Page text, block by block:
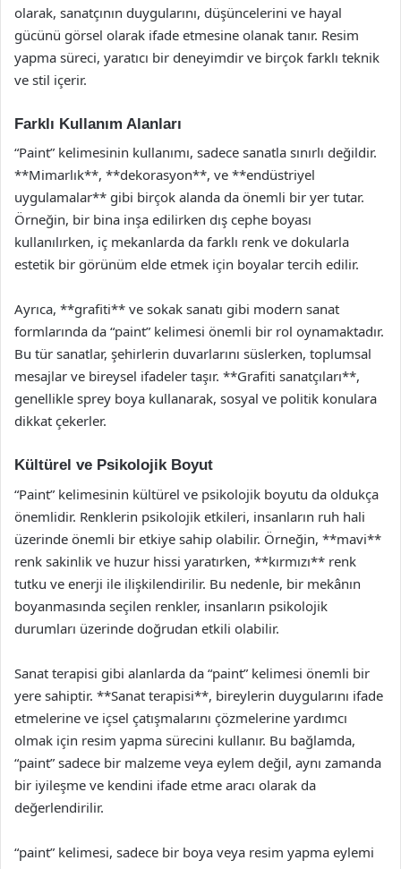
olarak, sanatçının duygularını, düşüncelerini ve hayal
gücünü görsel olarak ifade etmesine olanak tanır. Resim
yapma süreci, yaratıcı bir deneyimdir ve birçok farklı teknik
ve stil içerir.
Farklı Kullanım Alanları
“Paint” kelimesinin kullanımı, sadece sanatla sınırlı değildir.
**Mimarlık**, **dekorasyon**, ve **endüstriyel
uygulamalar** gibi birçok alanda da önemli bir yer tutar.
Örneğin, bir bina inşa edilirken dış cephe boyası
kullanılırken, iç mekanlarda da farklı renk ve dokularla
estetik bir görünüm elde etmek için boyalar tercih edilir.
Ayrıca, **grafiti** ve sokak sanatı gibi modern sanat
formlarında da “paint” kelimesi önemli bir rol oynamaktadır.
Bu tür sanatlar, şehirlerin duvarlarını süslerken, toplumsal
mesajlar ve bireysel ifadeler taşır. **Grafiti sanatçıları**,
genellikle sprey boya kullanarak, sosyal ve politik konulara
dikkat çekerler.
Kültürel ve Psikolojik Boyut
“Paint” kelimesinin kültürel ve psikolojik boyutu da oldukça
önemlidir. Renklerin psikolojik etkileri, insanların ruh hali
üzerinde önemli bir etkiye sahip olabilir. Örneğin, **mavi**
renk sakinlik ve huzur hissi yaratırken, **kırmızı** renk
tutku ve enerji ile ilişkilendirilir. Bu nedenle, bir mekânın
boyanmasında seçilen renkler, insanların psikolojik
durumları üzerinde doğrudan etkili olabilir.
Sanat terapisi gibi alanlarda da “paint” kelimesi önemli bir
yere sahiptir. **Sanat terapisi**, bireylerin duygularını ifade
etmelerine ve içsel çatışmalarını çözmelerine yardımcı
olmak için resim yapma sürecini kullanır. Bu bağlamda,
“paint” sadece bir malzeme veya eylem değil, aynı zamanda
bir iyileşme ve kendini ifade etme aracı olarak da
değerlendirilir.
“paint” kelimesi, sadece bir boya veya resim yapma eylemi